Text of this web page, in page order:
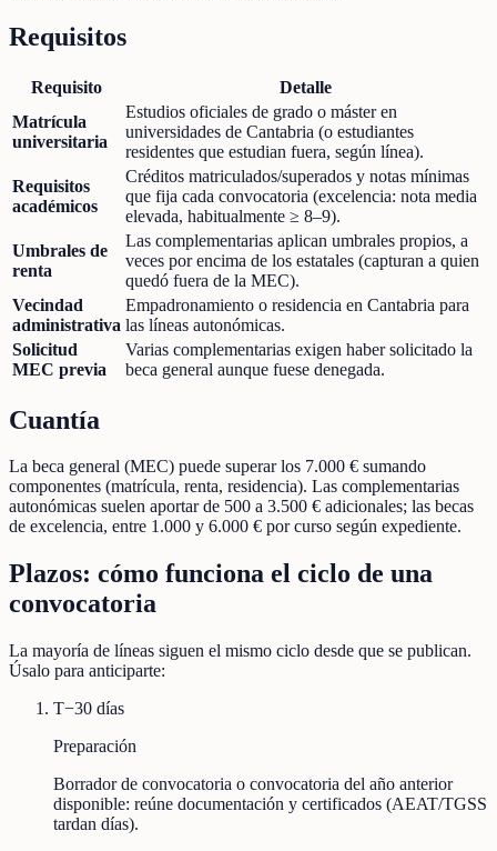
Requisitos
Requisito
Detalle
Matrícula
universitaria
Estudios oficiales de grado o máster en
universidades de Cantabria (o estudiantes
residentes que estudian fuera, según línea).
Requisitos
académicos
Créditos matriculados/superados y notas mínimas
que fija cada convocatoria (excelencia: nota media
elevada, habitualmente ≥ 8–9).
Umbrales de
renta
Las complementarias aplican umbrales propios, a
veces por encima de los estatales (capturan a quien
quedó fuera de la MEC).
Vecindad
administrativa
Empadronamiento o residencia en Cantabria para
las líneas autonómicas.
Solicitud
MEC previa
Varias complementarias exigen haber solicitado la
beca general aunque fuese denegada.
Cuantía
La beca general (MEC) puede superar los 7.000 € sumando
componentes (matrícula, renta, residencia). Las complementarias
autonómicas suelen aportar de 500 a 3.500 € adicionales; las becas
de excelencia, entre 1.000 y 6.000 € por curso según expediente.
Plazos: cómo funciona el ciclo de una
convocatoria
La mayoría de líneas siguen el mismo ciclo desde que se publican.
Úsalo para anticiparte:
T−30 días
Preparación
Borrador de convocatoria o convocatoria del año anterior
disponible: reúne documentación y certificados (AEAT/TGSS
tardan días).